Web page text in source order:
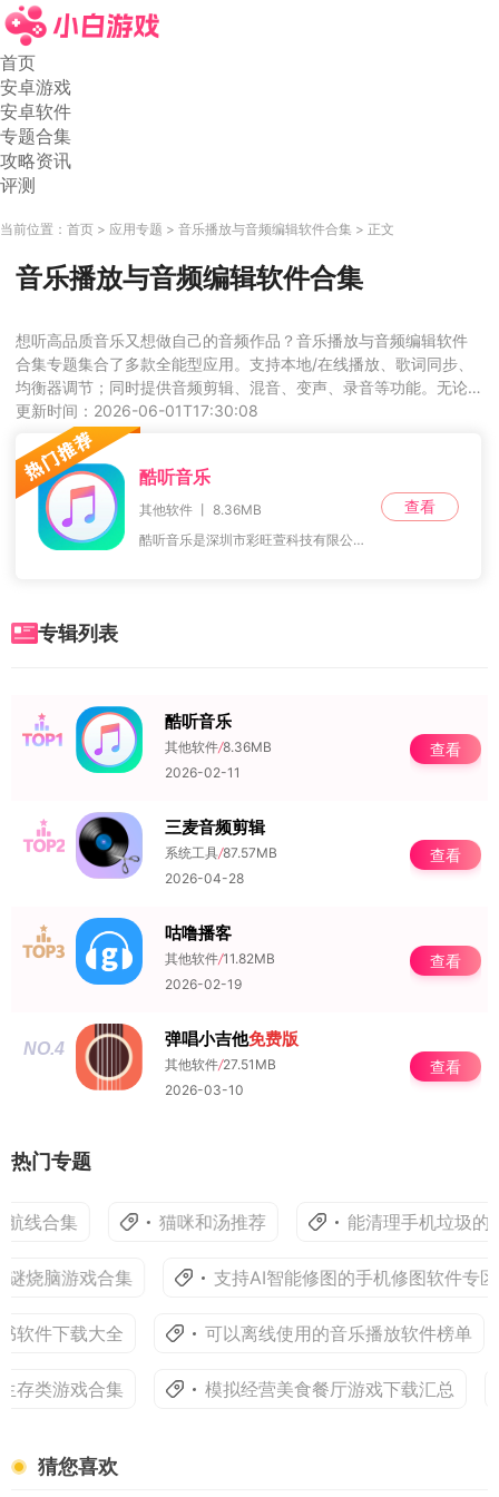
首页
安卓游戏
安卓软件
专题合集
攻略资讯
评测
当前位置： 首页 应用专题 音乐播放与音频编辑软件合集 正文
音乐播放与音频编辑软件合集
想听高品质音乐又想做自己的音频作品？音乐播放与音频编辑软件
合集专题集合了多款全能型应用。支持本地/在线播放、歌词同步、
均衡器调节；同时提供音频剪辑、混音、变声、录音等功能。无论
你是音乐爱好者还是播客创作者，都能找到趁手工具，释放创意灵
感。立即下载，开启你的体验。
更新时间：2026-06-01T17:30:08
酷听音乐
其他软件 丨 8.36MB
酷听音乐是深圳市彩旺萱科技有限公司打造的一款音乐资源超丰富的听歌软件。这里收录了海量高音质曲目，流行、抒情、古典、摇滚等风格应有尽有，而且借助智能降噪技术与3D
查看
专辑列表
NO.1 酷听音乐
其他软件/8.36MB
2026-02-11
查看
NO.2 三麦音频剪辑
系统工具/87.57MB
2026-04-28
查看
NO.3 咕噜播客
其他软件/11.82MB
2026-02-19
查看
NO.4 弹唱小吉他免费版
其他软件/27.51MB
2026-03-10
查看
热门专题
线合集 猫咪和汤推荐 能清理手机垃圾的
烧脑游戏合集 支持AI智能修图的手机修图软件专区
软件下载大全 可以离线使用的音乐播放软件榜单
存类游戏合集 模拟经营美食餐厅游戏下载汇总
猜您喜欢